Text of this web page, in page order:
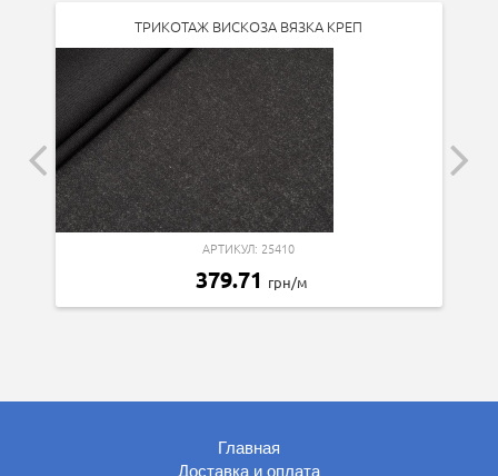
ТРИКОТАЖ ВИСКОЗА ВЯЗКА КРЕП
АРТИКУЛ: 25410
379.71 грн/м
Главная
Доставка и оплата